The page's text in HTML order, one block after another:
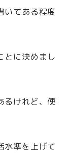
いてある程度
とに決めまし
るけれど、使
水準を上げて